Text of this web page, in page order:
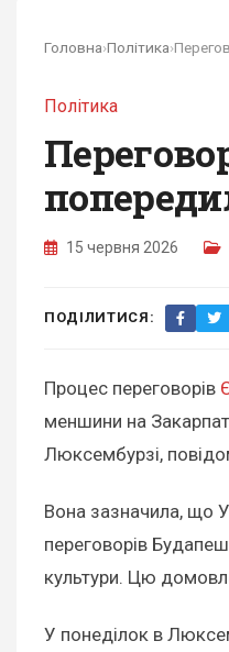
Головна›Політика›
Політика
15 червня 2026
ПОДІЛИТИСЯ:
Процес переговорів
меншини на
Люксембурзі,
Вона зазначила, що
переговорів
культури. Цю
У понеділок в